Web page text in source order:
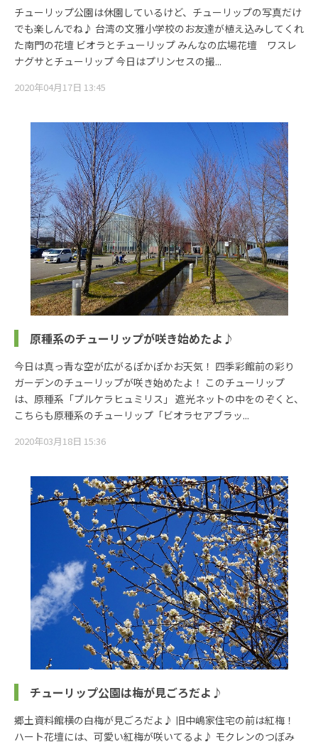
チューリップ公園は休園しているけど、チューリップの写真だけ
でも楽しんでね♪ 台湾の文雅小学校のお友達が植え込みしてくれ
た南門の花壇 ビオラとチューリップ みんなの広場花壇 ワスレ
ナグサとチューリップ 今日はプリンセスの撮...
2020年04月17日 13:45
原種系のチューリップが咲き始めたよ♪
今日は真っ青な空が広がるぽかぽかお天気！ 四季彩館前の彩り
ガーデンのチューリップが咲き始めたよ！ このチューリップ
は、原種系「プルケラヒュミリス」 遮光ネットの中をのぞくと、
こちらも原種系のチューリップ「ビオラセアブラッ...
2020年03月18日 15:36
チューリップ公園は梅が見ごろだよ♪
郷土資料館横の白梅が見ごろだよ♪ 旧中嶋家住宅の前は紅梅！
ハート花壇には、可愛い紅梅が咲いてるよ♪ モクレンのつぼみ